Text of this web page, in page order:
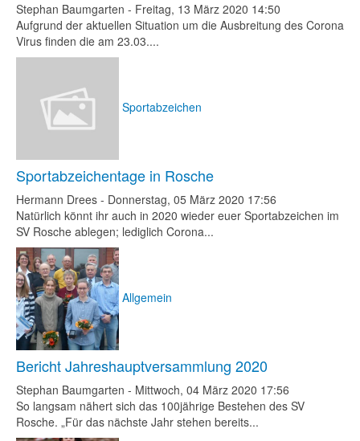
Stephan Baumgarten - Freitag, 13 März 2020 14:50
Aufgrund der aktuellen Situation um die Ausbreitung des Corona
Virus finden die am 23.03....
Sportabzeichen
Sportabzeichentage in Rosche
Hermann Drees - Donnerstag, 05 März 2020 17:56
Natürlich könnt ihr auch in 2020 wieder euer Sportabzeichen im
SV Rosche ablegen; lediglich Corona...
Allgemein
Bericht Jahreshauptversammlung 2020
Stephan Baumgarten - Mittwoch, 04 März 2020 17:56
So langsam nähert sich das 100jährige Bestehen des SV
Rosche. „Für das nächste Jahr stehen bereits...